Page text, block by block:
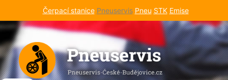
Čerpací stanice Pneuservis Pneu STK Emise